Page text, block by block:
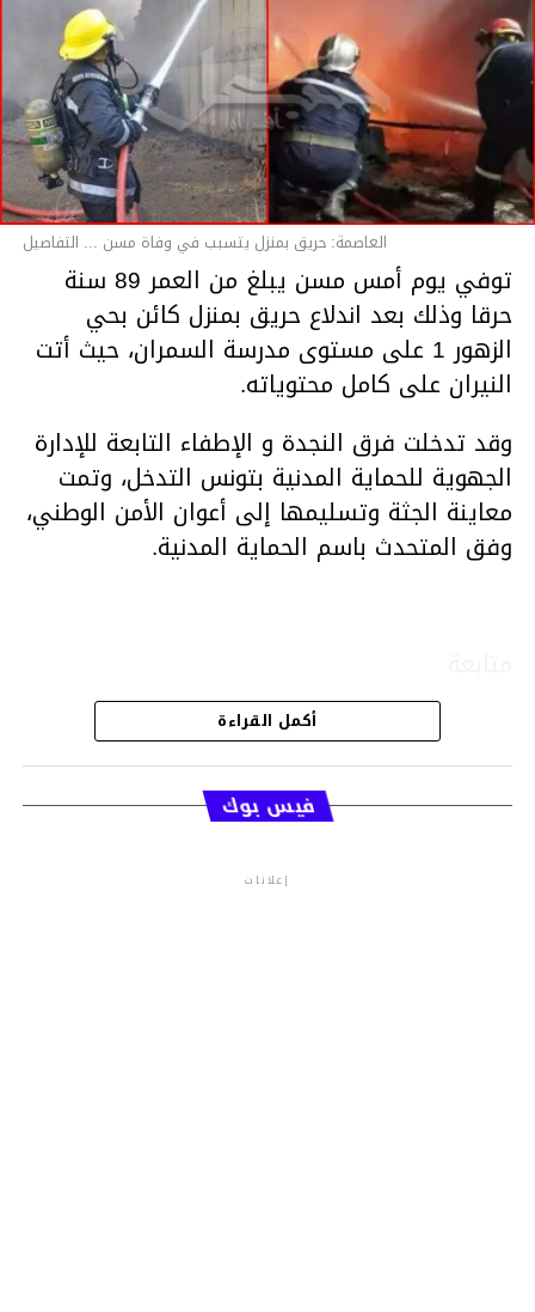
العاصمة: حريق بمنزل يتسبب في وفاة مسن ... التفاصيل
توفي يوم أمس مسن يبلغ من العمر 89 سنة
حرقا وذلك بعد اندلاع حريق بمنزل كائن بحي
الزهور 1 على مستوى مدرسة السمران، حيث أتت
النيران على كامل محتوياته.
وقد تدخلت فرق النجدة و الإطفاء التابعة للإدارة
الجهوية للحماية المدنية بتونس التدخل، وتمت
معاينة الجثة وتسليمها إلى أعوان الأمن الوطني،
وفق المتحدث باسم الحماية المدنية.
قسم الاخبار
أكمل القراءة
فيس بوك
إعلانات